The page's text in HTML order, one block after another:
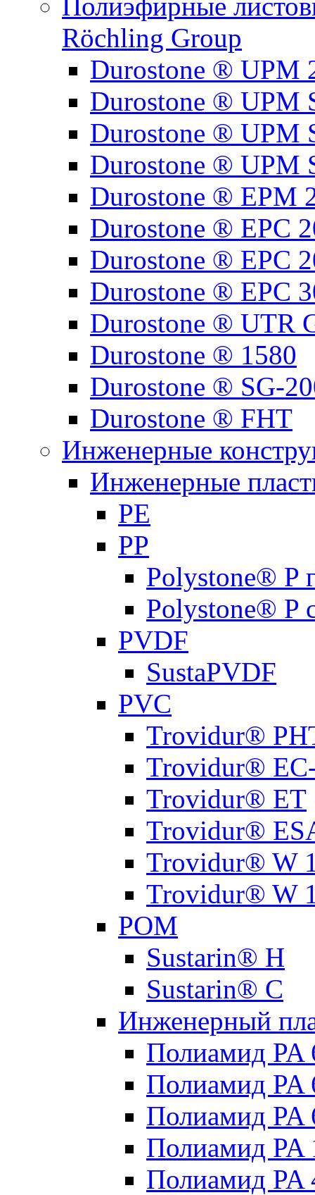
Röchling Group
Durostone ® UPM
Durostone ® UPM
Durostone ® UPM
Durostone ® UPM
Durostone ® EPM
Durostone ® EPC
Durostone ® EPC
Durostone ® EPC
Durostone ® UTR
Durostone ® 1580
Durostone ® SG-
Durostone ® FHT
Инженерные
Инженерные
PE
PP
Polystone® P
Polystone® P
PVDF
SustaPVDF
PVC
Trovidur®
Trovidur®
Trovidur® ET
Trovidur®
Trovidur® W
Trovidur® W
РОМ
Sustarin® H
Sustarin® C
Инженерный
Полиамид PA
Полиамид PA
Полиамид PA
Полиамид PA
Полиамид PA